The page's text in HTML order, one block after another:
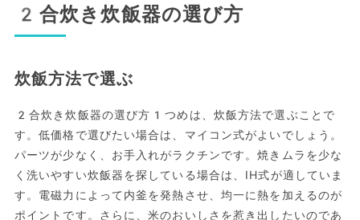
2合炊き炊飯器の選び方
炊飯方法で選ぶ
2合炊き炊飯器の選び方1つめは、炊飯方法で選ぶことで
す。低価格で選びたい場合は、マイコン式がよいでしょう。
パーツが少なく、お手入れがラクチンです。焼きムラを少な
く洗いやすい炊飯器を探している場合は、IH式が適していま
す。電磁力によって内釜を発熱させ、均一に熱を加えるのが
ポイントです。さらに、米のおいしさを惹き出したいのであ